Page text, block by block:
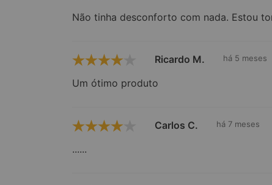
Não tinha desconforto com nada. Estou
Ricardo M. há 5 meses
Um ótimo produto
Carlos C. há 7 meses
......